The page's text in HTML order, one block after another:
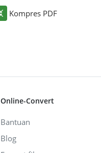
Kompres PDF
Online-Convert
Bantuan
Blog